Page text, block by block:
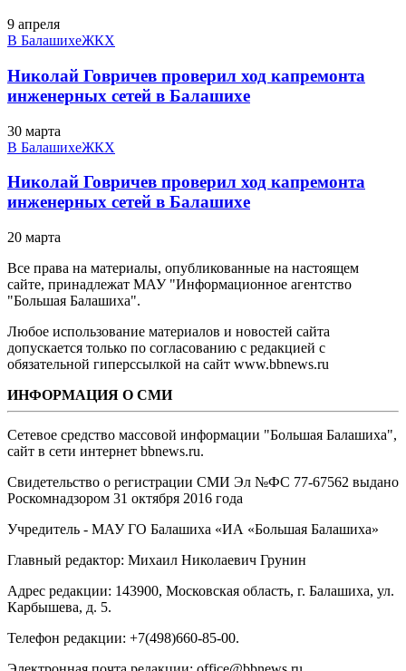
9 апреля
В БалашихеЖКХ
Николай Говричев проверил ход капремонта
инженерных сетей в Балашихе
30 марта
В БалашихеЖКХ
Николай Говричев проверил ход капремонта
инженерных сетей в Балашихе
20 марта
Все права на материалы, опубликованные на настоящем
сайте, принадлежат МАУ "Информационное агентство
"Большая Балашиха".
Любое использование материалов и новостей сайта
допускается только по согласованию с редакцией с
обязательной гиперссылкой на сайт www.bbnews.ru
ИНФОРМАЦИЯ О СМИ
Сетевое средство массовой информации "Большая Балашиха",
сайт в сети интернет bbnews.ru.
Свидетельство о регистрации СМИ Эл №ФС ‎77-67562 выдано
Роскомнадзором 31 октября 2016 года
Учредитель - МАУ ГО Балашиха «ИА «Большая Балашиха»
Главный редактор: Михаил Николаевич Грунин
Адрес редакции: 143900, Московская область, г. Балашиха, ул.
Карбышева, д. 5.
Телефон редакции: +7(498)660-85-00.